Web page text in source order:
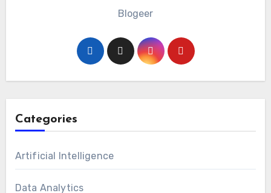
Blogeer
Categories
Artificial Intelligence
Data Analytics